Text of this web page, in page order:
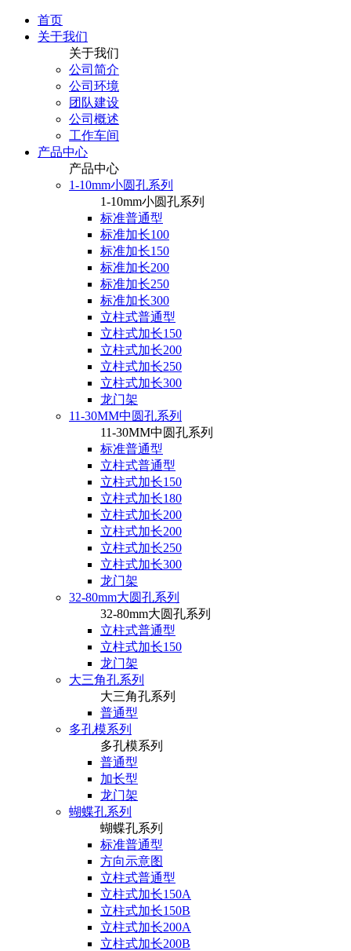
首页
关于我们
关于我们
公司简介
公司环境
团队建设
公司概述
工作车间
产品中心
产品中心
1-10mm小圆孔系列
1-10mm小圆孔系列
标准普通型
标准加长100
标准加长150
标准加长200
标准加长250
标准加长300
立柱式普通型
立柱式加长150
立柱式加长200
立柱式加长250
立柱式加长300
龙门架
11-30MM中圆孔系列
11-30MM中圆孔系列
标准普通型
立柱式普通型
立柱式加长150
立柱式加长180
立柱式加长200
立柱式加长200
立柱式加长250
立柱式加长300
龙门架
32-80mm大圆孔系列
32-80mm大圆孔系列
立柱式普通型
立柱式加长150
龙门架
大三角孔系列
大三角孔系列
普通型
多孔模系列
多孔模系列
普通型
加长型
龙门架
蝴蝶孔系列
蝴蝶孔系列
标准普通型
方向示意图
立柱式普通型
立柱式加长150A
立柱式加长150B
立柱式加长200A
立柱式加长200B